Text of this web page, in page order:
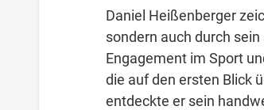
Daniel Heißenberger
sondern auch durch
Engagement im Sport
die auf den ersten Blick
entdeckte er sein